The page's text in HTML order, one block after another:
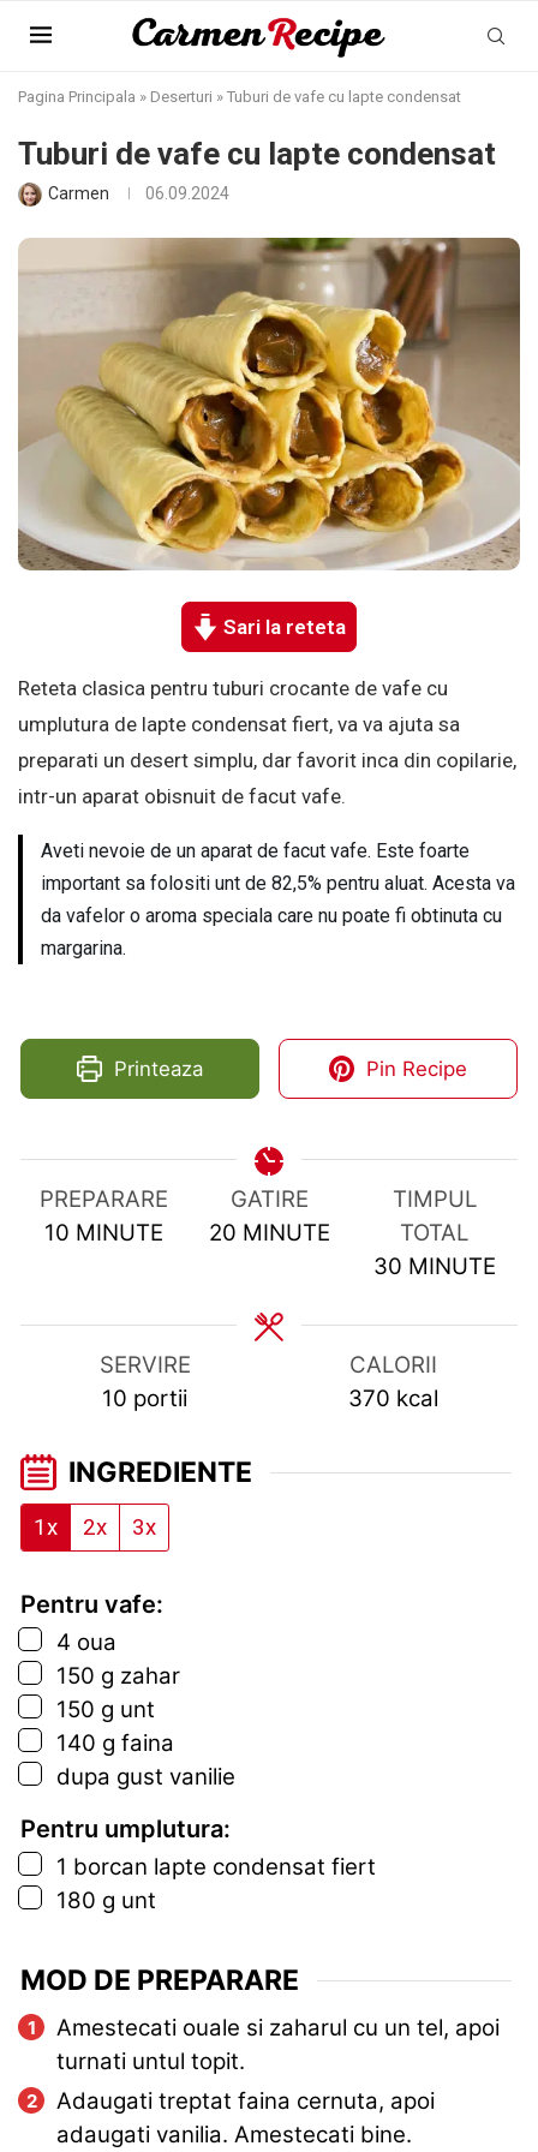
Pagina Principala » Deserturi » Tuburi de vafe cu lapte condensat
Tuburi de vafe cu lapte condensat
Carmen 06.09.2024
Sari la reteta
Reteta clasica pentru tuburi crocante de vafe cu
umplutura de lapte condensat fiert, va va ajuta sa
preparati un desert simplu, dar favorit inca din copilarie,
intr-un aparat obisnuit de facut vafe.
Aveti nevoie de un aparat de facut vafe. Este foarte
important sa folositi unt de 82,5% pentru aluat. Acesta va
da vafelor o aroma speciala care nu poate fi obtinuta cu
margarina.
Printeaza Pin Recipe
PREPARARE
10MINUTES
MINUTE
GATIRE
20MINUTES
MINUTE
TIMPUL
TOTAL
30 MINUTES
MINUTE
SERVIRE
10 portii
CALORII
370 kcal
INGREDIENTE
1x 2x 3x
Pentru vafe:
▢
4 oua
▢
150 g zahar
▢
150 g unt
▢
140 g faina
▢
dupa gust vanilie
Pentru umplutura:
▢
1 borcan lapte condensat fiert
▢
180 g unt
MOD DE PREPARARE
Amestecati ouale si zaharul cu un tel, apoi
turnati untul topit.
Adaugati treptat faina cernuta, apoi
adaugati vanilia. Amestecati bine.